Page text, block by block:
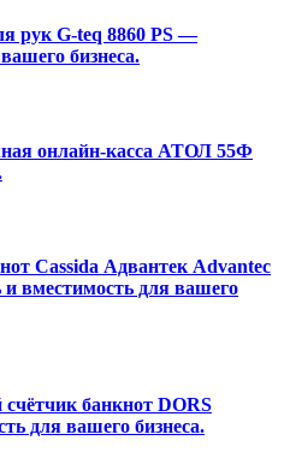
рук G-teq 8860 PS —
бизнеса.
онлайн-касса АТОЛ 55Ф
Cassida Адвантек Advantec
и вместимость для вашего
банкнот DORS
для вашего бизнеса.